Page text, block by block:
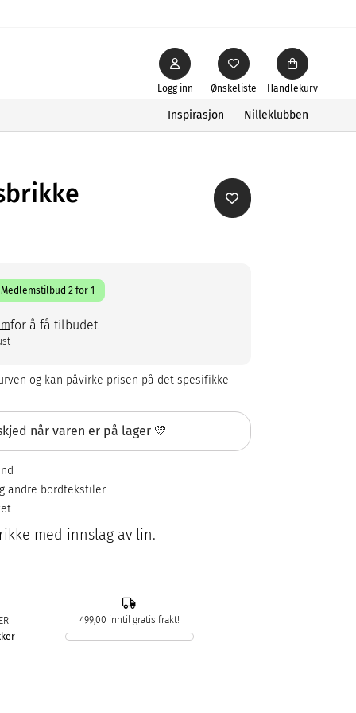
Ønskeliste
Logg inn Handlekurv
Inspirasjon Nilleklubben
Medlemstilbud 2 for 1
for å få tilbudet
og kan påvirke prisen på det spesifikke
når varen er på lager 💛
andre bordtekstiler
med innslag av lin.
499,00 inntil gratis frakt!